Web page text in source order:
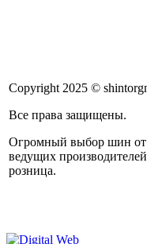
Copyright 2025 ©
Все права защищены.
Огромный выбор шин от
ведущих
розница.